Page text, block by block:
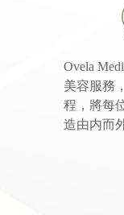
Ovela
美容服務
程，將每
造由内而